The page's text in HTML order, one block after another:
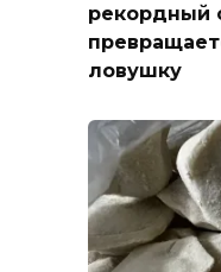
рекордный
ловушку